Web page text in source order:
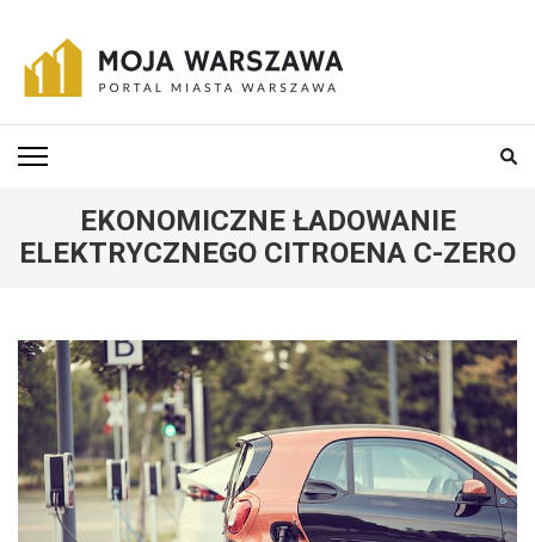
content
(Press
Enter)
MOJA-WARSZAWA
EKONOMICZNE ŁADOWANIE
ELEKTRYCZNEGO CITROENA C-ZERO